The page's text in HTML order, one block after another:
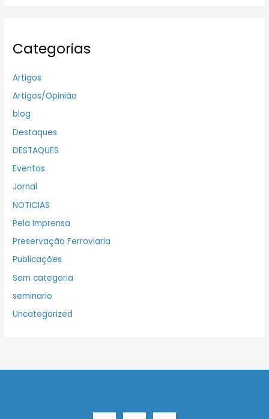
Categorias
Artigos
Artigos/Opinião
blog
Destaques
DESTAQUES
Eventos
Jornal
NOTICIAS
Pela Imprensa
Preservação Ferroviaria
Publicações
Sem categoria
seminario
Uncategorized